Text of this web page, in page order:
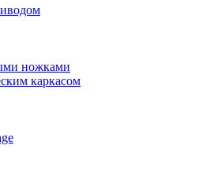
ножками
каркасом